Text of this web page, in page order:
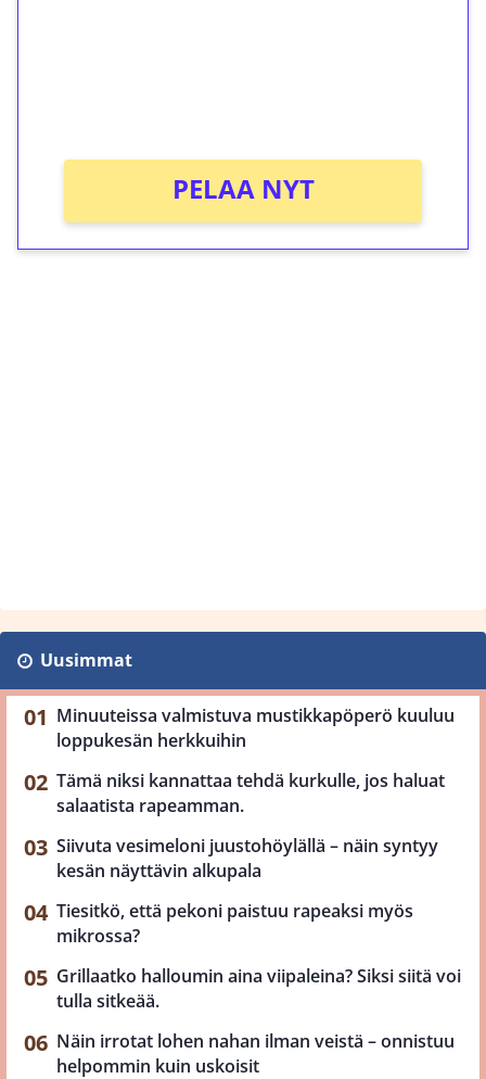
PELAA NYT
Uusimmat
Minuuteissa valmistuva mustikkapöperö kuuluu
loppukesän herkkuihin
Tämä niksi kannattaa tehdä kurkulle, jos haluat
salaatista rapeamman.
Siivuta vesimeloni juustohöylällä – näin syntyy
kesän näyttävin alkupala
Tiesitkö, että pekoni paistuu rapeaksi myös
mikrossa?
Grillaatko halloumin aina viipaleina? Siksi siitä voi
tulla sitkeää.
Näin irrotat lohen nahan ilman veistä – onnistuu
helpommin kuin uskoisit